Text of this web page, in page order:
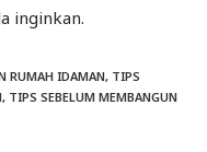
inginkan.
RUMAH IDAMAN, TIPS
, TIPS SEBELUM MEMBANGUN